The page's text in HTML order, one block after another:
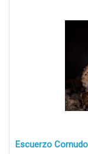
Escuerzo